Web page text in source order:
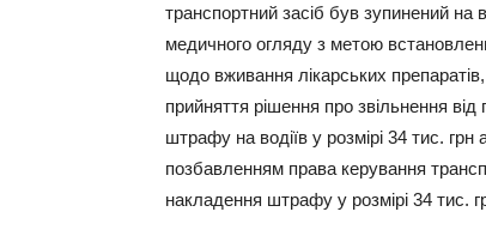
транспортний засіб був зупинений
медичного огляду з метою
щодо вживання лікарських
прийняття рішення про звільнення
штрафу на водіїв у розмірі 34 тис.
позбавленням права керування
накладення штрафу у розмірі 34 тис.